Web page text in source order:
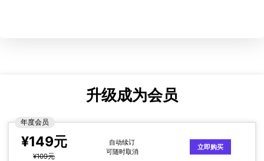
升级成为会员
年度会员
¥149元
¥109元
自动续订
可随时取消
立即购买